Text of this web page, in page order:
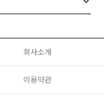
회사소개
이용약관